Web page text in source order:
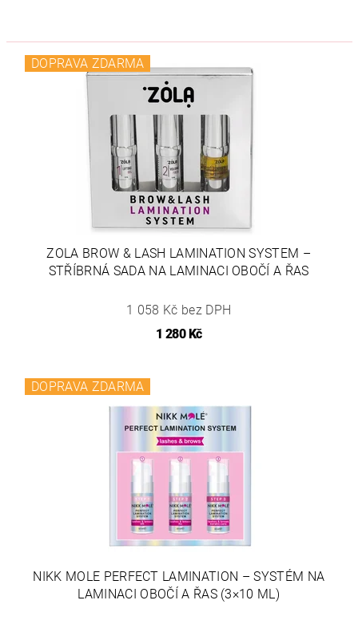
DOPRAVA ZDARMA
ZOLA BROW & LASH LAMINATION SYSTEM –
STŘÍBRNÁ SADA NA LAMINACI OBOČÍ A ŘAS
1 058 Kč bez DPH
1 280 Kč
DOPRAVA ZDARMA
NIKK MOLE PERFECT LAMINATION – SYSTÉM NA
LAMINACI OBOČÍ A ŘAS (3×10 ML)